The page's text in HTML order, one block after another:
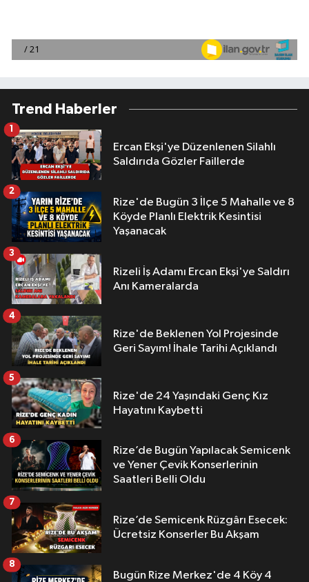
Trend Haberler
Ercan Ekşi'ye Düzenlenen Silahlı
Saldırıda Gözler Faillerde
1
Rize'de Bugün 3 İlçe 5 Mahalle ve 8
Köyde Planlı Elektrik Kesintisi
Yaşanacak
2
Rizeli İş Adamı Ercan Ekşi'ye Saldırı
Anı Kameralarda
3
Rize'de Beklenen Yol Projesinde
Geri Sayım! İhale Tarihi Açıklandı
4
Rize'de 24 Yaşındaki Genç Kız
Hayatını Kaybetti
5
Rize’de Bugün Yapılacak Semicenk
ve Yener Çevik Konserlerinin
Saatleri Belli Oldu
6
Rize’de Semicenk Rüzgârı Esecek:
Ücretsiz Konserler Bu Akşam
7
Bugün Rize Merkez'de 4 Köy 4
8